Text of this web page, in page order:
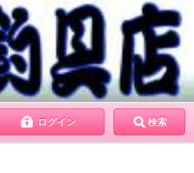
ログイン 検索